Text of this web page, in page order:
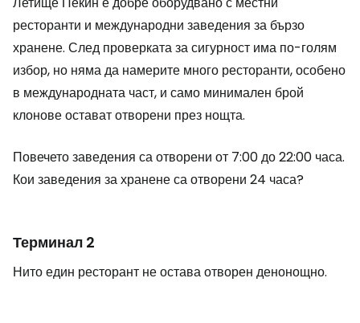
ресторанти и международни заведения за бързо
хранене. След проверката за сигурност има по-голям
избор, но няма да намерите много ресторанти, особено
в международната част, и само минимален брой
клонове остават отворени през нощта.
Повечето заведения са отворени от 7:00 до 22:00 часа.
Кои заведения за хранене са отворени 24 часа?
Терминал 2
Нито един ресторант не остава отворен денонощно.